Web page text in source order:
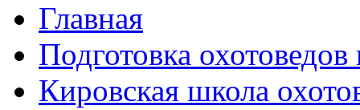
Главная
Подготовка
Кировская школа